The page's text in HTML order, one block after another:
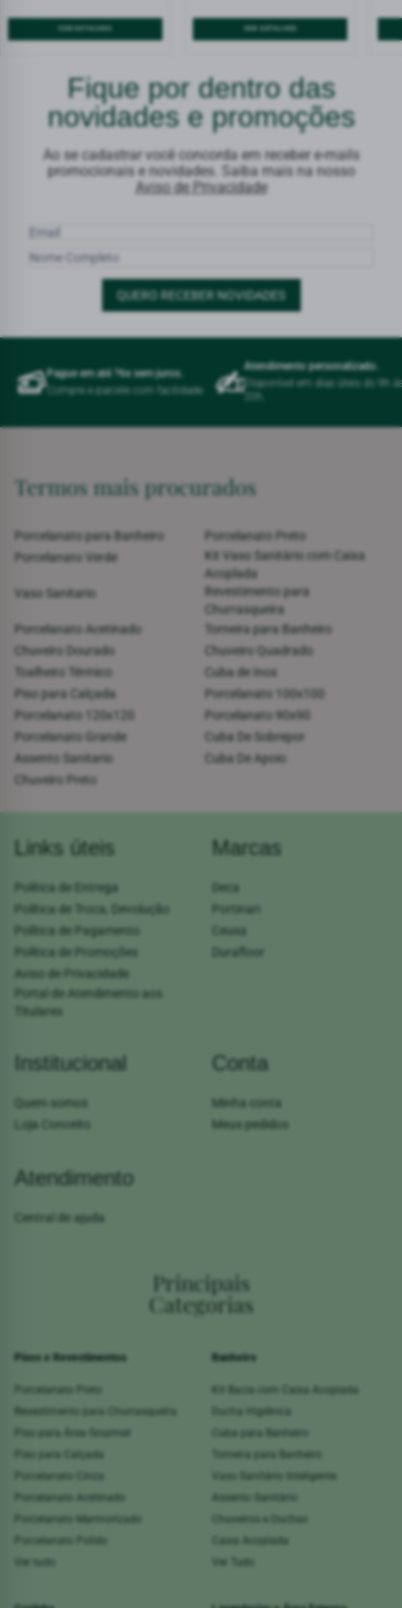
Fique por dentro das
novidades e promoções
Ao se cadastrar você concorda em receber e-mails
promocionais e novidades. Saiba mais na nosso
Aviso de Privacidade
QUERO RECEBER NOVIDADES
Pague em até ?6x sem juros.
Compre e parcele com facilidade.
Atendimento personalizado.
Disponível em dias úteis ds 9h
Termos mais procurados
Porcelanato para Banheiro
Porcelanato Preto
Porcelanato Verde
Kit Vaso Sanitário com Caixa
Acoplada
Vaso Sanitario
Revestimento para
Churrasqueira
Porcelanato Acetinado
Torneira para Banheiro
Chuveiro Dourado
Chuveiro Quadrado
Toalheiro Térmico
Cuba de Inox
Piso para Calçada
Porcelanato 100x100
Porcelanato 120x120
Porcelanato 90x90
Porcelanato Grande
Cuba De Sobrepor
Assento Sanitario
Cuba De Apoio
Chuveiro Preto
Links úteis
Política de Entrega
Política de Troca, Devolução
Política de Pagamento
Política de Promoções
Aviso de Privacidade
Portal de Atendimento aos
Titulares
Marcas
Deca
Portinari
Ceusa
Durafloor
Institucional
Quem somos
Loja Conceito
Conta
Minha conta
Meus pedidos
Atendimento
Central de ajuda
Principais
Categorias
Pisos e Revestimentos
Porcelanato Preto
Revestimento para Churrasqueira
Piso para Área Gourmet
Piso para Calçada
Porcelanato Cinza
Porcelanato Acetinado
Porcelanato Marmorizado
Porcelanato Polido
Ver tudo
Banheiro
Kit Bacia com Caixa Acoplada
Ducha Higiênica
Cuba para Banheiro
Torneira para Banheiro
Vaso Sanitário Inteligente
Assento Sanitário
Chuveiros e Duchas
Caixa Acoplada
Ver Tudo